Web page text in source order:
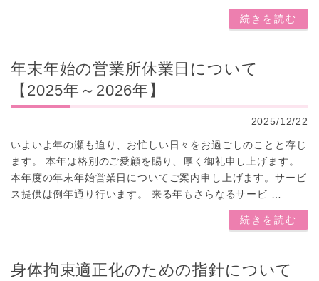
続きを読む
年末年始の営業所休業日について
【2025年～2026年】
2025/12/22
いよいよ年の瀬も迫り、お忙しい日々をお過ごしのことと存じ
ます。 本年は格別のご愛顧を賜り、厚く御礼申し上げます。
本年度の年末年始営業日についてご案内申し上げます。サービ
ス提供は例年通り行います。 来る年もさらなるサービ …
続きを読む
身体拘束適正化のための指針について